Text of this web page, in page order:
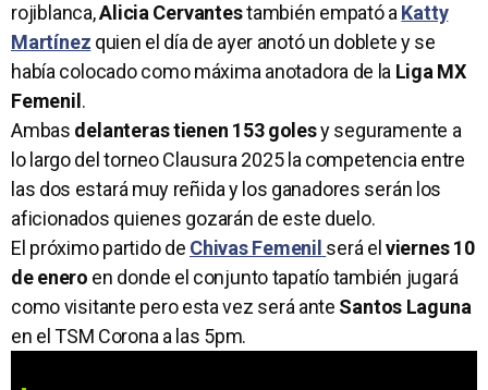
rojiblanca,Alicia Cervantestambién empató aKatty
Martínez quien el día de ayer anotó un doblete y se
había colocado como máxima anotadora de la Liga MX
Femenil .
Ambas delanteras tienen 153 golesy seguramente a
lo largo del torneo Clausura 2025 la competencia entre
las dos estará muy reñida y los ganadores serán los
aficionados quienes gozarán de este duelo.
El próximo partido de Chivas Femenil será el viernes 10
de enero en donde el conjunto tapatío también jugará
como visitante pero esta vez será ante Santos Laguna
en el TSM Corona a las 5pm.